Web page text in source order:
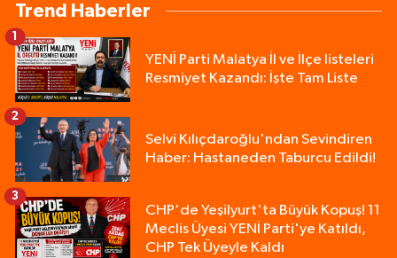
Trend Haberler
YENİ Parti Malatya İl ve İlçe listeleri
Resmiyet Kazandı: İşte Tam Liste
1
Selvi Kılıçdaroğlu'ndan Sevindiren
Haber: Hastaneden Taburcu Edildi!
2
CHP'de Yeşilyurt'ta Büyük Kopuş! 11
Meclis Üyesi YENİ Parti'ye Katıldı,
CHP Tek Üyeyle Kaldı
3